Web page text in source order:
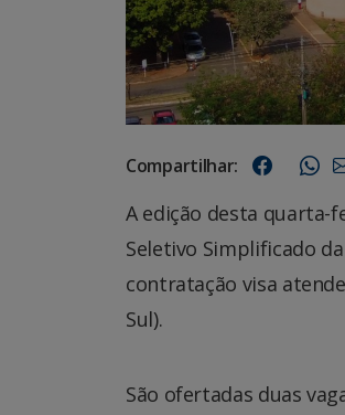
Compartilhar:
A edição desta quarta-
Seletivo Simplificado
contratação visa
Sul).
São ofertadas duas